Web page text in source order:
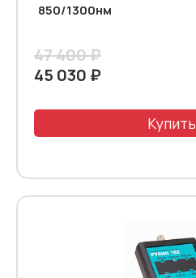
850/1300нм
47 400 ₽
45 030 ₽
Купить